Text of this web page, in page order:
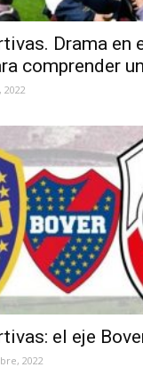
Drama en
comprender
el eje
2022